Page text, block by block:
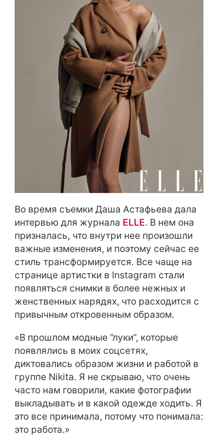
Во время съемки Даша Астафьева дала
интервью для журнала ELLE. В нем она
призналась, что внутри нее произошли
важные изменения, и поэтому сейчас ее
стиль трансформируется. Все чаще на
странице артистки в Instagram стали
появляться снимки в более нежных и
женственных нарядях, что расходится с
привычным откровенным образом.
«В прошлом модные “луки”, которые
появлялись в моих соцсетях,
диктовались образом жизни и работой в
группе Nikita. Я не скрываю, что очень
часто нам говорили, какие фотографии
выкладывать и в какой одежде ходить. Я
это все принимала, потому что понимала:
это работа.»